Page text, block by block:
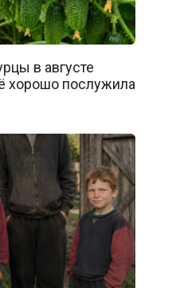
в августе
хорошо послужила